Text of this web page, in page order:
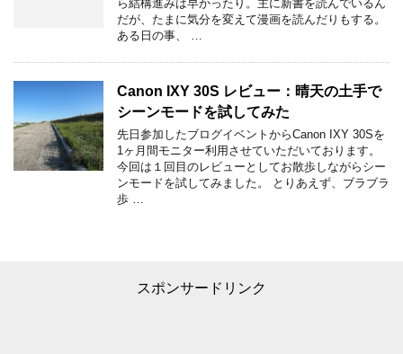
ら結構進みは早かったり。主に新書を読んでいるん
だが、たまに気分を変えて漫画を読んだりもする。
ある日の事、 …
Canon IXY 30S レビュー：晴天の土手で
シーンモードを試してみた
先日参加したブログイベントからCanon IXY 30Sを
1ヶ月間モニター利用させていただいております。
今回は１回目のレビューとしてお散歩しながらシー
ンモードを試してみました。 とりあえず、ブラブラ
歩 …
スポンサードリンク